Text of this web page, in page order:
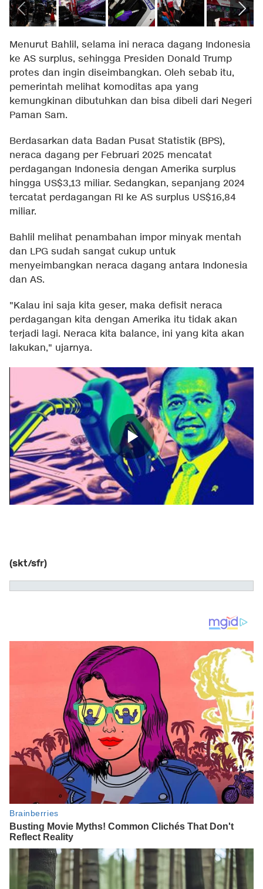
Menurut Bahlil, selama ini neraca dagang Indonesia
ke AS surplus, sehingga Presiden Donald Trump
protes dan ingin diseimbangkan. Oleh sebab itu,
pemerintah melihat komoditas apa yang
kemungkinan dibutuhkan dan bisa dibeli dari Negeri
Paman Sam.
Berdasarkan data Badan Pusat Statistik (BPS),
neraca dagang per Februari 2025 mencatat
perdagangan Indonesia dengan Amerika surplus
hingga US$3,13 miliar. Sedangkan, sepanjang 2024
tercatat perdagangan RI ke AS surplus US$16,84
miliar.
Bahlil melihat penambahan impor minyak mentah
dan LPG sudah sangat cukup untuk
menyeimbangkan neraca dagang antara Indonesia
dan AS.
"Kalau ini saja kita geser, maka defisit neraca
perdagangan kita dengan Amerika itu tidak akan
terjadi lagi. Neraca kita balance, ini yang kita akan
lakukan," ujarnya.
(skt/sfr)